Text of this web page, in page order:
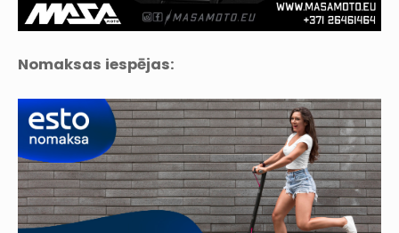
Nomaksas iespējas: